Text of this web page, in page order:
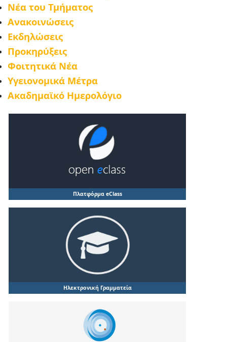
Νέα του Τμήματος
Ανακοινώσεις
Εκδηλώσεις
Προκηρύξεις
Φοιτητικά Νέα
Υγειονομικά Μέτρα
Ακαδημαϊκό Ημερολόγιο
Πλατφόρμα eClass
Ηλεκτρονική Γραμματεία